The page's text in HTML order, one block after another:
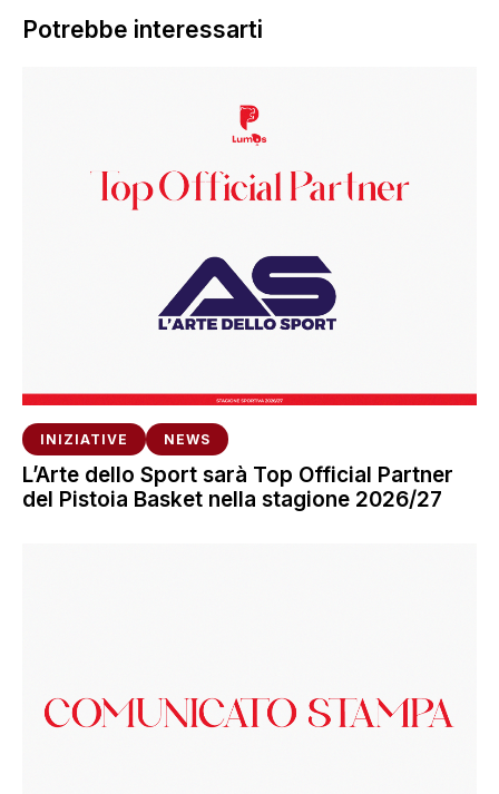
Potrebbe interessarti
INIZIATIVE NEWS
L’Arte dello Sport sarà Top Official Partner
del Pistoia Basket nella stagione 2026/27